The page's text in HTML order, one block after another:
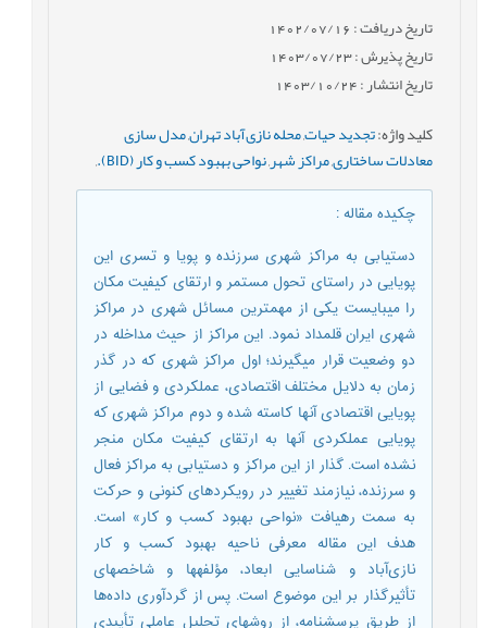
تاریخ دریافت : 1402/07/16
تاریخ پذیرش : 1403/07/23
تاریخ انتشار : 1403/10/24
کلید واژه:تجدید حیات,محله نازی‌آباد تهران,مدل سازی
معادلات ساختاری,مراکز شهر,نواحی بهبود کسب و کار (BID). ,
چکیده مقاله:
دستیابی به مراکز شهری سرزنده و پویا و تسری این
پویایی در راستای تحول مستمر و ارتقای کیفیت مکان
را می­بایست یکی از مهم­ترین مسائل شهری در مراکز
شهری ایران قلمداد نمود. این مراکز از حیث مداخله در
دو وضعیت قرار می­گیرند؛ اول مراکز شهری که در گذر
زمان به دلایل مختلف اقتصادی، عملکردی و فضایی از
پویایی اقتصادی آن­ها کاسته شده و دوم مراکز شهری که
پویایی عملکردی آن­ها به ارتقای کیفیت مکان منجر
نشده است. گذار از این مراکز و دستیابی به مراکز فعال
و سرزنده، نیازمند تغییر در رویکردهای کنونی و حرکت
به سمت رهیافت‌ «نواحی بهبود کسب و کار» است.
هدف این مقاله معرفی ناحیه بهبود کسب و کار
نازی‌آباد و شناسایی ابعاد، مؤلفه­ها و شاخص­های
تأثیرگذار بر این موضوع است. پس از گردآوری داده‌ها
از طریق پرسشنامه، از روش­­های تحلیل عاملی تأییدی